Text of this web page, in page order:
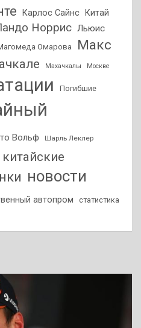
Карлос Сайнс Китай
Норрис Льюис
Омарова
Макс
Махачкалы Москве
Погибшие
Вольф Шарль Леклер
китайские
новости
автопром статистика